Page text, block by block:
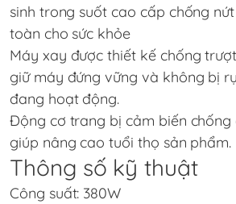
sinh trong suốt cao cấp chống
toàn cho sức khỏe
Máy xay được thiết kế chống
giữ máy đứng vững và không bị
đang hoạt động.
Động cơ trang bị cảm biến chống
giúp nâng cao tuổi thọ sản phẩm.
Thông số kỹ thuật
Công suất: 380W